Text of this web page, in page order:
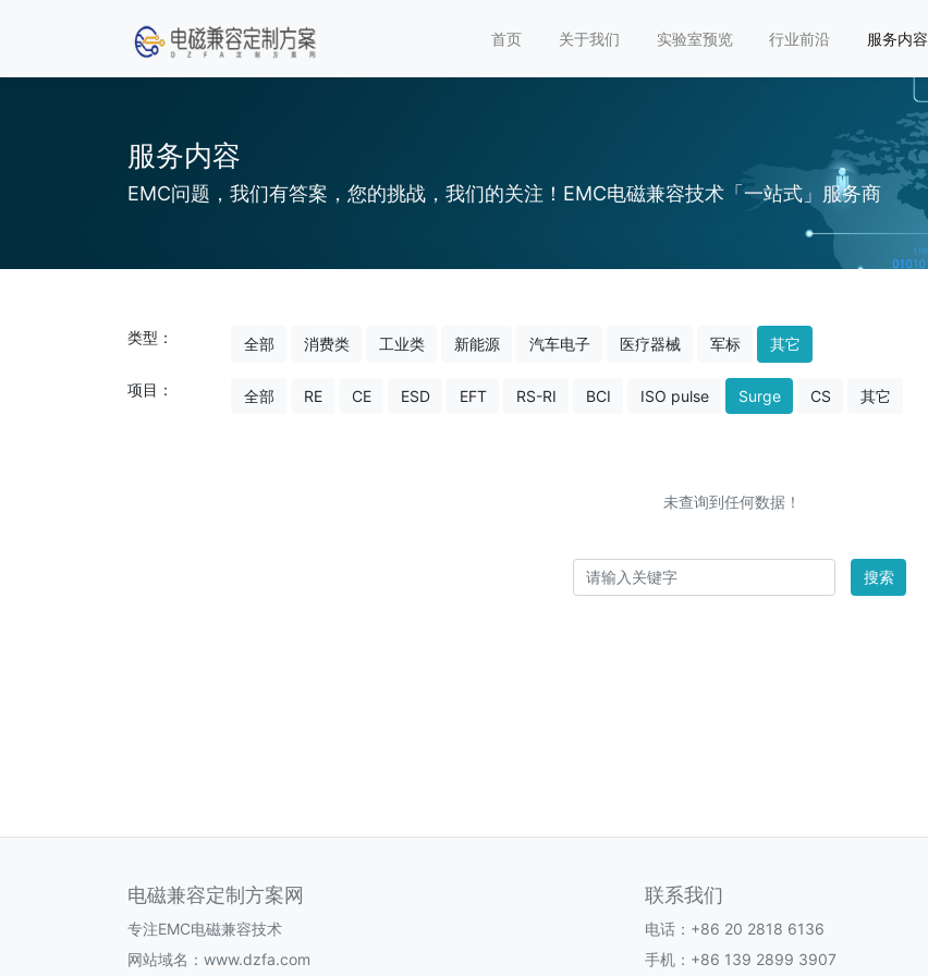
首页 关于我们 实验室预览 行业前沿 服务内容
服务内容
EMC问题，我们有答案，您的挑战，我们的关注！EMC电磁兼容技术「一站式」服务商
类型： 全部 消费类 工业类 新能源 汽车电子 医疗器械 军标 其它
项目： 全部 RE CE ESD EFT RS-RI BCI ISO pulse Surge CS 其它
未查询到任何数据！
搜索
电磁兼容定制方案网
专注EMC电磁兼容技术
网站域名：www.dzfa.com
联系我们
电话：+86 20 2818 6136
手机：+86 139 2899 3907